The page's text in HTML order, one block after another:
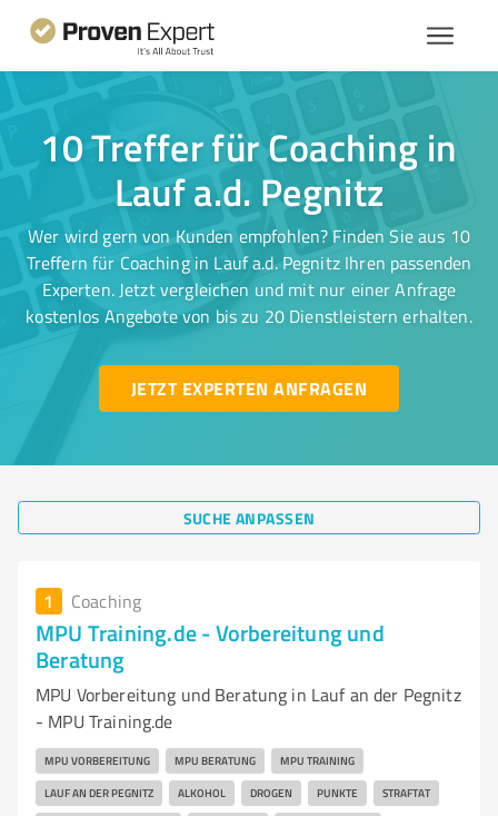
10 Treffer für Coaching in
Lauf a.d. Pegnitz
Wer wird gern von Kunden empfohlen? Finden Sie aus 10
Treffern für Coaching in Lauf a.d. Pegnitz Ihren passenden
Experten. Jetzt vergleichen und mit nur einer Anfrage
kostenlos Angebote von bis zu 20 Dienstleistern erhalten.
JETZT EXPERTEN ANFRAGEN
SUCHE ANPASSEN
1 Coaching
MPU Training.de - Vorbereitung und
Beratung
MPU Vorbereitung und Beratung in Lauf an der Pegnitz
- MPU Training.de
MPU VORBEREITUNG MPU BERATUNG MPU TRAINING
LAUF AN DER PEGNITZ ALKOHOL DROGEN PUNKTE STRAFTAT